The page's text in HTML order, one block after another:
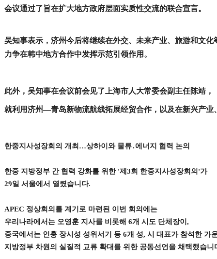
会议通过了旨在扩大地方政府层面实质性交流的联合宣言。
吴知事表示，济州今后将继续在外交、未来产业、旅游和文化
力争在韩中地方合作中发挥示范引领作用。
此外，吴知事在会议前会见了 上海市人大常委会副主任陈靖，
就利用济州—青岛新物流航线拓展经贸合作，以及在新兴产业
한중지사성장회의 개최…상하이와 물류․에너지 협력 논의
한중 지방정부 간 협력 강화를 위한 '제3회 한중지사성장회의'가
29일 서울에서 열렸습니다.
APEC 정상회의를 계기로 마련된 이번 회의에는
우리나라에서는 오영훈 지사를 비롯해 6개 시도 단체장이,
중국에서는 인훙 장시성 성위서기 등 6개 성, 시 대표가 참석한 가
지방정부 차원의 실질적 교류 확대를 위한 공동선언을 채택했습니